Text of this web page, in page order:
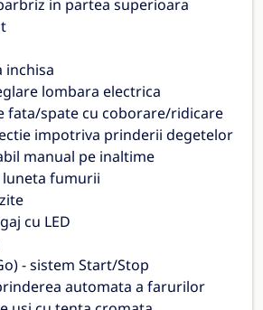
in partea superioara
inchisa
lombara electrica
fata/spate cu coborare/ridicare
impotriva prinderii degetelor
manual pe inaltime
luneta fumurii
cu LED
- sistem Start/Stop
automata a farurilor